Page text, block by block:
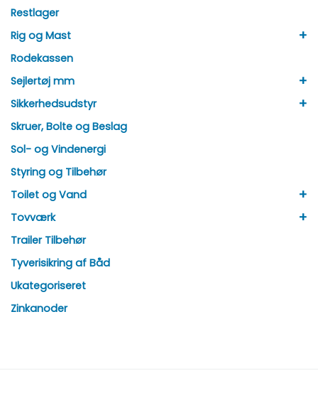
Restlager
Rig og Mast
+
Rodekassen
Sejlertøj mm
+
Sikkerhedsudstyr +
Skruer, Bolte og Beslag
Sol- og Vindenergi
Styring og Tilbehør
Toilet og Vand
+
Tovværk +
Trailer Tilbehør
Tyverisikring af Båd
Ukategoriseret
Zinkanoder